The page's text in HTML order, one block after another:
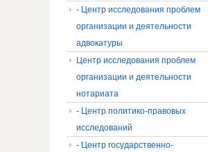
- Центр исследования проблем
организации и деятельности
адвокатуры
Центр исследования проблем
организации и деятельности
нотариата
- Центр политико-правовых
исследований
- Центр государственно-